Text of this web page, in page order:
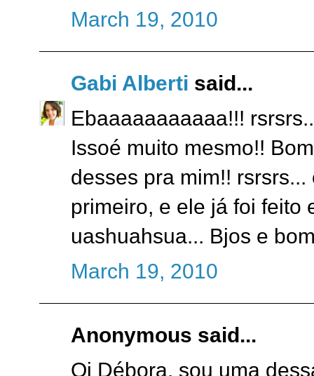
March 19, 2010
Gabi Alberti said...
Ebaaaaaaaaaaa!!!
Issoé muito mesmo!!
desses pra mim!!
primeiro, e ele já foi feito
uashuahsua... Bjos e
March 19, 2010
Anonymous said...
Oi Débora, sou uma